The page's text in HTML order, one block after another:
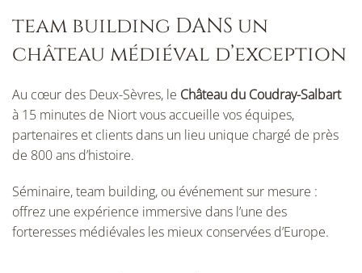
team building DANS un
château médiéval d’exception
Au cœur des Deux-Sèvres, le Château du Coudray-Salbart
à 15 minutes de Niort vous accueille vos équipes,
partenaires et clients dans un lieu unique chargé de près
de 800 ans d’histoire.
Séminaire, team building, ou événement sur mesure :
offrez une expérience immersive dans l’une des
forteresses médiévales les mieux conservées d’Europe.